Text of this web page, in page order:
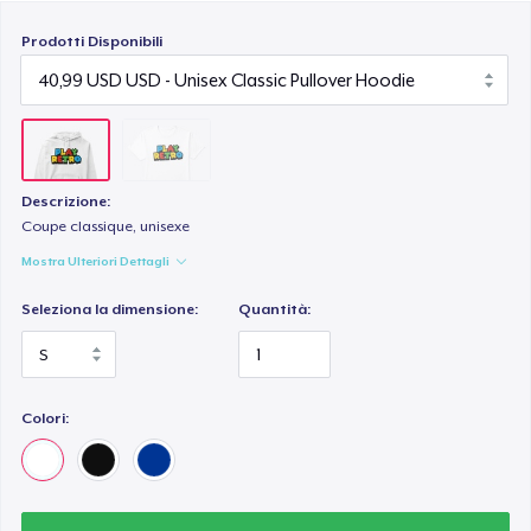
Prodotti Disponibili
Descrizione:
Coupe classique, unisexe
Mostra Ulteriori Dettagli
Seleziona la dimensione: Quantità:
Colori: